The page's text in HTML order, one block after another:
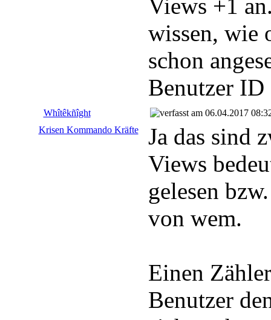
Views +1
wissen, wie
schon
Benutzer ID
Whîtêkñîght
06.04.2017
Krisen Kommando Kräfte
Ja das sind
Views
gelesen
von wem.
Einen
Benutzer